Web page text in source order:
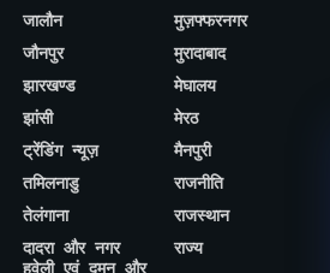
जालौन
जौनपुर
झारखण्ड
झांसी
ट्रेंडिंग न्यूज़
तमिलनाडु
तेलंगाना
दादरा और नगर
हवेली एवं दमन और
मुज़फ्फरनगर
मुरादाबाद
मेघालय
मेरठ
मैनपुरी
राजनीति
राजस्थान
राज्य